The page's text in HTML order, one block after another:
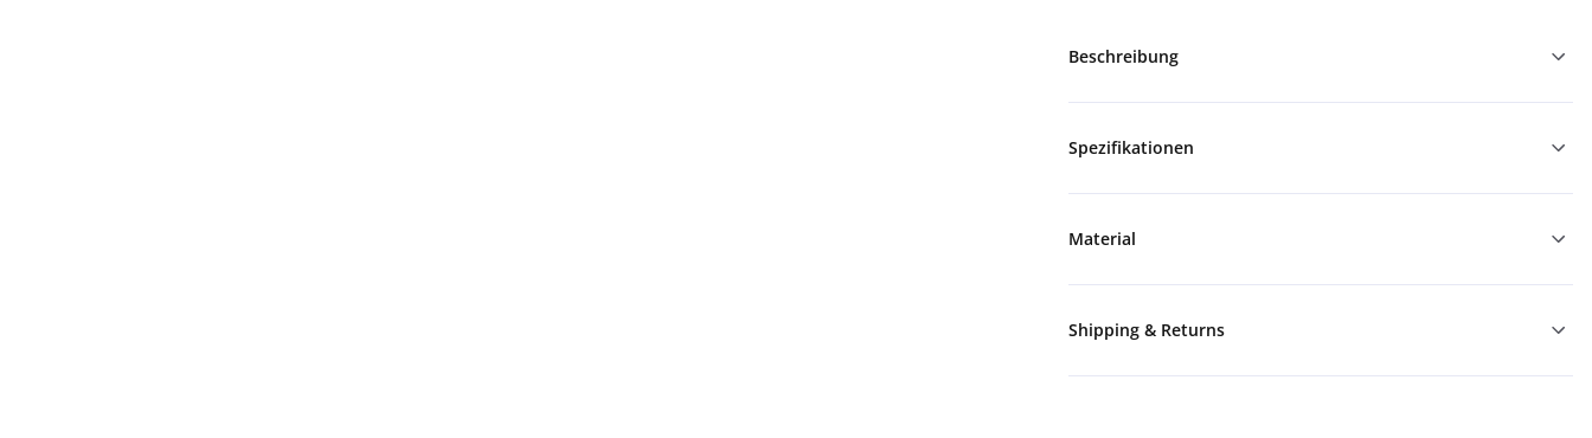
Beschreibung
Spezifikationen
Material
Shipping & Returns